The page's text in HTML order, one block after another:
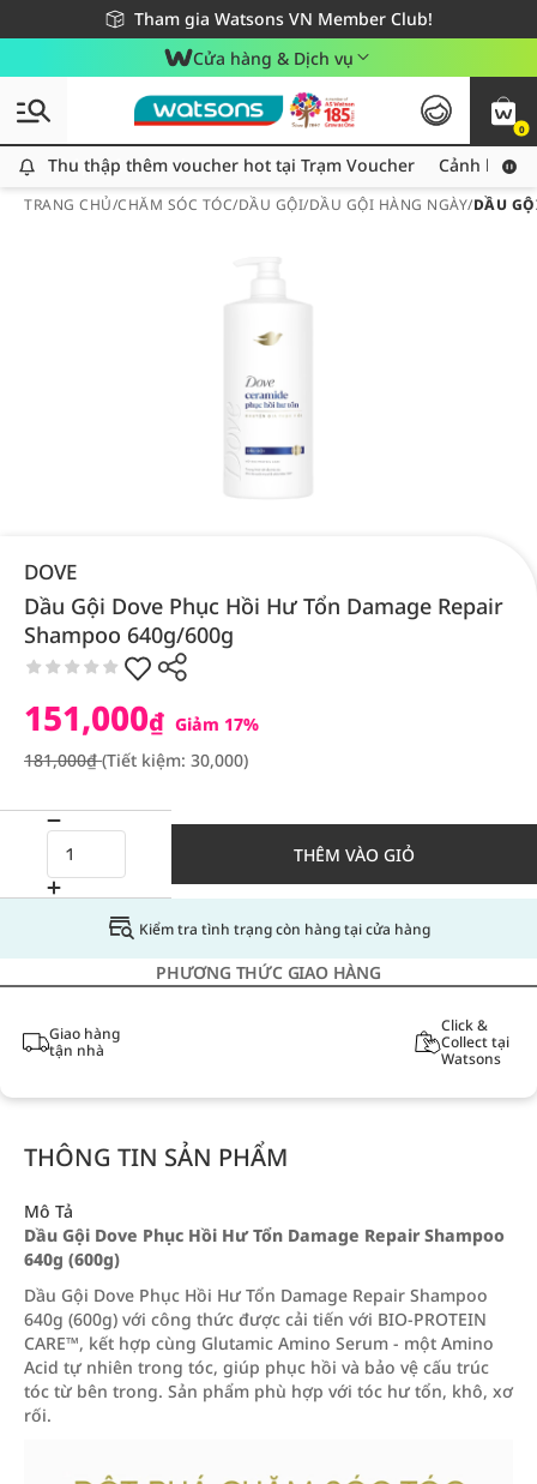
Tham gia Watsons VN Member Club!
Miễn phí giao hàng cho đơn hàng từ 249,000Đ
Giao hàng nhanh 24h - Áp dụng khu vực TP. Hồ Chí Minh
Cửa hàng & Dịch vụ
0
Thu thập thêm voucher hot tại Trạm Voucher
Thu thập thêm voucher hot tại Trạm Voucher Cảnh báo
TRANG CHỦ/CHĂM SÓC TÓC/DẦU GỘI/DẦU GỘI HÀNG NGÀY/DẦU
DOVE
Dầu Gội Dove Phục Hồi Hư Tổn Damage Repair
Shampoo 640g/600g
151,000₫ Giảm 17%
181,000₫(Tiết kiệm: 30,000)
THÊM VÀO GIỎ
Kiểm tra tình trạng còn hàng tại cửa hàng
PHƯƠNG THỨC GIAO HÀNG
Giao hàng
tận nhà
Click &
Collect tại
Watsons
THÔNG TIN SẢN PHẨM
Mô Tả
Dầu Gội Dove Phục Hồi Hư Tổn Damage Repair Shampoo
640g (600g)
Dầu Gội Dove Phục Hồi Hư Tổn Damage Repair Shampoo
640g (600g) với công thức được cải tiến với BIO-PROTEIN
CARE™, kết hợp cùng Glutamic Amino Serum - một Amino
Acid tự nhiên trong tóc, giúp phục hồi và bảo vệ cấu trúc
tóc từ bên trong. Sản phẩm phù hợp với tóc hư tổn, khô, xơ
rối.